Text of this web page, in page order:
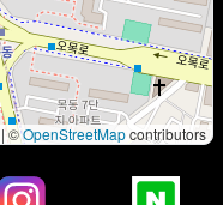
|©OpenStreetMapcontributors